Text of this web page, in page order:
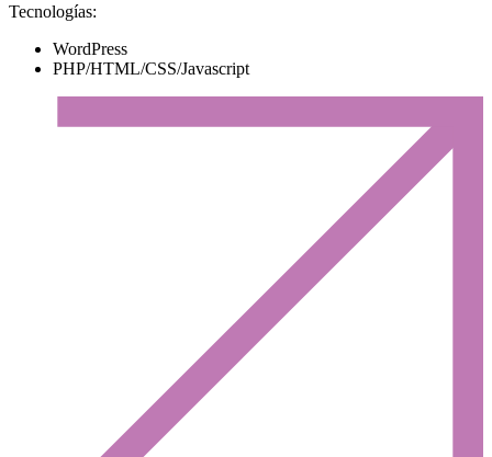
Tecnologías:
WordPress
PHP/HTML/CSS/Javascript